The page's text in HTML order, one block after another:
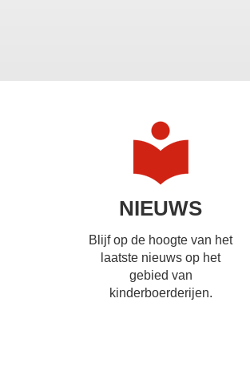
NIEUWS
Blijf op de hoogte van het
laatste nieuws op het
gebied van
kinderboerderijen.